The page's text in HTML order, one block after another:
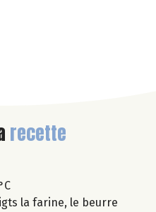
recette
la farine, le beurre